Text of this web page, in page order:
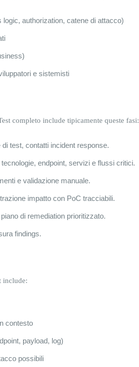
authorization, catene di attacco)
e sistemisti
completo include tipicamente queste fasi:
test, contatti incident response.
endpoint, servizi e flussi critici.
e validazione manuale.
impatto con PoC tracciabili.
di remediation prioritizzato.
findings.
include:
contesto
payload, log)
possibili